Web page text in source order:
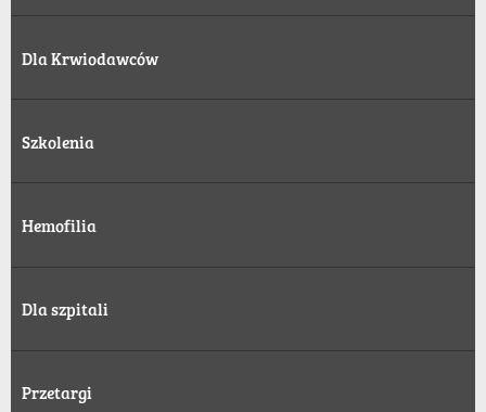
Dla Krwiodawców
Szkolenia
Hemofilia
Dla szpitali
Przetargi